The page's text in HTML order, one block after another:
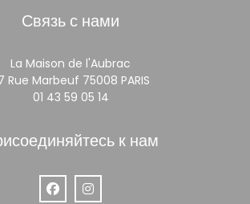
Связь с нами
La Maison de l'Aubrac
Rue Marbeuf 75008 PARIS
01 43 59 05 14
к нам
Facebook ((открывается в новом
Instagram ((открывается в